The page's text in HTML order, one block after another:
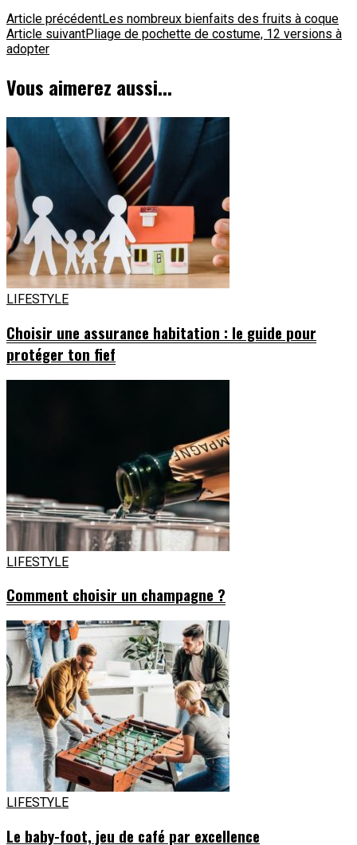
Navigation
d'article
Article précédentLes nombreux bienfaits des fruits à coque
Article suivantPliage de pochette de costume, 12 versions à
adopter
Vous aimerez aussi...
LIFESTYLE
Choisir une assurance habitation : le guide pour
protéger ton fief
LIFESTYLE
Comment choisir un champagne ?
LIFESTYLE
Le baby-foot, jeu de café par excellence